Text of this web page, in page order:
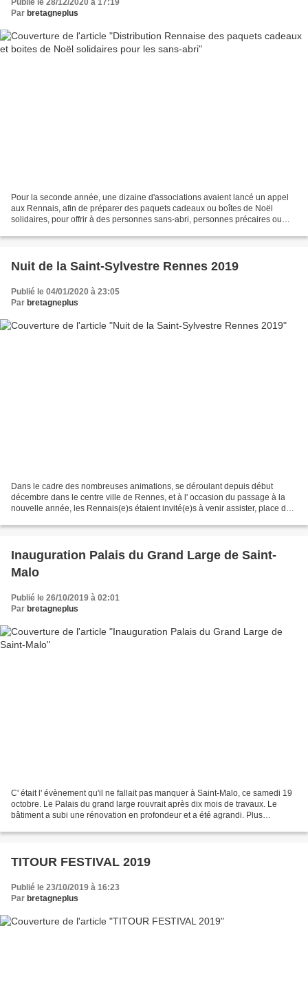
Publié le 28/12/2020 à 17:19
Par bretagneplus
Pour la seconde année, une dizaine d'associations avaient lancé un appel
aux Rennais, afin de préparer des paquets cadeaux ou boîtes de Noël
solidaires, pour offrir à des personnes sans-abri, personnes précaires ou
Nuit de la Saint-Sylvestre Rennes 2019
Publié le 04/01/2020 à 23:05
Par bretagneplus
Dans le cadre des nombreuses animations, se déroulant depuis début
décembre dans le centre ville de Rennes, et à l' occasion du passage à la
nouvelle année, les Rennais(e)s étaient invité(e)s à venir assister, place de
Inauguration Palais du Grand Large de Saint-
Malo
Publié le 26/10/2019 à 02:01
Par bretagneplus
C' était l' évènement qu'il ne fallait pas manquer à Saint-Malo, ce samedi 19
octobre. Le Palais du grand large rouvrait après dix mois de travaux. Le
bâtiment a subi une rénovation en profondeur et a été agrandi. Plus
TITOUR FESTIVAL 2019
Publié le 23/10/2019 à 16:23
Par bretagneplus